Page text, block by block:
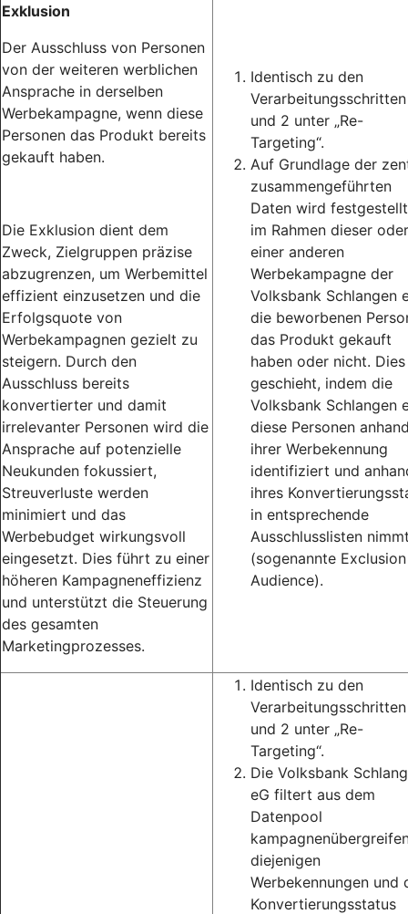
Exklusion
Der Ausschluss von Personen
von der weiteren werblichen
Ansprache in derselben
Werbekampagne, wenn diese
Personen das Produkt bereits
gekauft haben.
Die Exklusion dient dem
Zweck, Zielgruppen präzise
abzugrenzen, um Werbemittel
effizient einzusetzen und die
Erfolgsquote von
Werbekampagnen gezielt zu
steigern. Durch den
Ausschluss bereits
konvertierter und damit
irrelevanter Personen wird die
Ansprache auf potenzielle
Neukunden fokussiert,
Streuverluste werden
minimiert und das
Werbebudget wirkungsvoll
eingesetzt. Dies führt zu einer
höheren Kampagneneffizienz
und unterstützt die Steuerung
des gesamten
Marketingprozesses.
Identisch zu den
Verarbeitungsschritten
und 2 unter „Re-
Targeting“.
Auf Grundlage der
zusammengeführten
Daten wird
im Rahmen dieser oder
einer anderen
Werbekampagne der
Volksbank Schlangen
die beworbenen
das Produkt gekauft
haben oder nicht. Dies
geschieht, indem die
Volksbank Schlangen
diese Personen
ihrer Werbekennung
identifiziert und
ihres
in entsprechende
Ausschlusslisten
(sogenannte Exclusion
Audience).
Identisch zu den
Verarbeitungsschritten
und 2 unter „Re-
Targeting“.
Die Volksbank
eG filtert aus dem
Datenpool
diejenigen
Werbekennungen und
Konvertierungsstatus